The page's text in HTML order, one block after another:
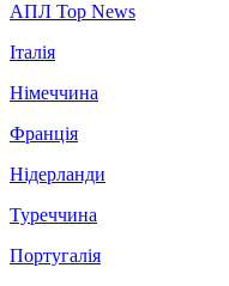
АПЛ Top News
Італія
Німеччина
Франція
Нідерланди
Туреччина
Португалія